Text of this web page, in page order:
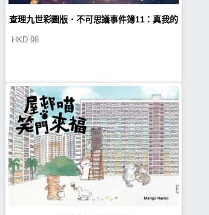
查理九世彩圖版．不可思議事件簿11：真我的
HKD 98